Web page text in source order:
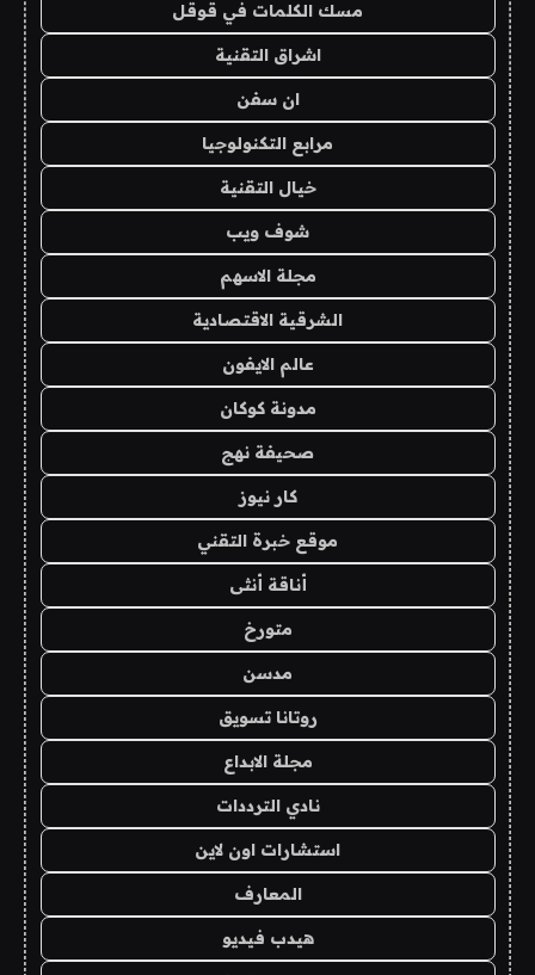
مسك الكلمات في قوقل
اشراق التقنية
ان سفن
مرابع التكنولوجيا
خيال التقنية
شوف ويب
مجلة الاسهم
الشرقية الاقتصادية
عالم الايفون
مدونة كوكان
صحيفة نهج
كار نيوز
موقع خبرة التقني
أناقة أنثى
متورخ
مدسن
روتانا تسويق
مجلة الابداع
نادي الترددات
استشارات اون لاين
المعارف
هيدب فيديو